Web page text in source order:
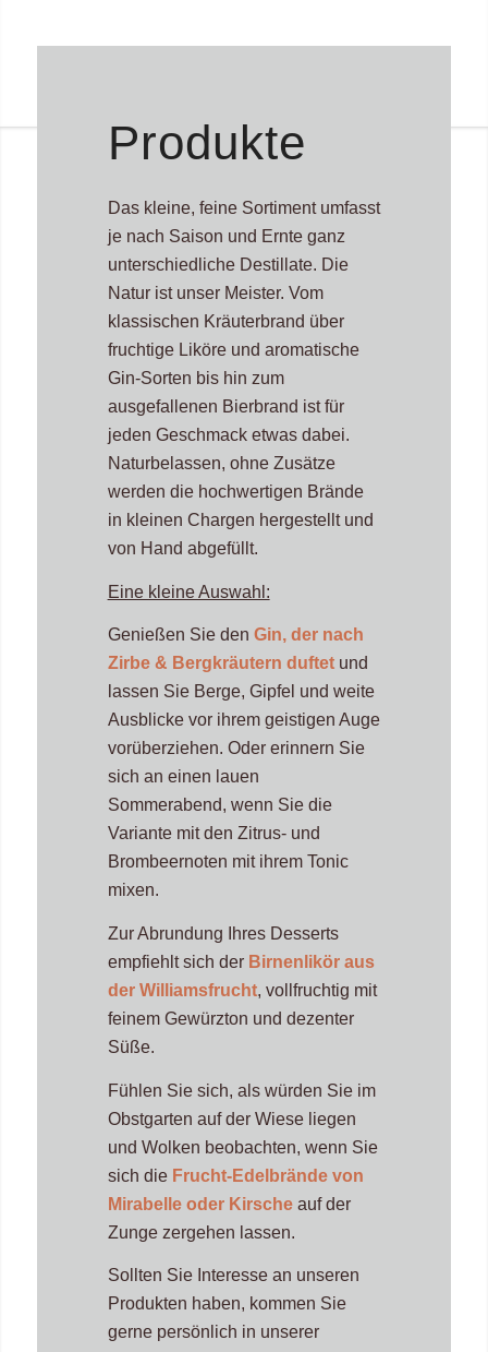
Produkte
Das kleine, feine Sortiment umfasst
je nach Saison und Ernte ganz
unterschiedliche Destillate. Die
Natur ist unser Meister. Vom
klassischen Kräuterbrand über
fruchtige Liköre und aromatische
Gin-Sorten bis hin zum
ausgefallenen Bierbrand ist für
jeden Geschmack etwas dabei.
Naturbelassen, ohne Zusätze
werden die hochwertigen Brände
in kleinen Chargen hergestellt und
von Hand abgefüllt.
Eine kleine Auswahl:
Genießen Sie den Gin, der nach
Zirbe & Bergkräutern duftetund
lassen Sie Berge, Gipfel und weite
Ausblicke vor ihrem geistigen Auge
vorüberziehen. Oder erinnern Sie
sich an einen lauen
Sommerabend, wenn Sie die
Variante mit den Zitrus- und
Brombeernoten mit ihrem Tonic
mixen.
Zur Abrundung Ihres Desserts
empfiehlt sich der Birnenlikör aus
der Williamsfrucht, vollfruchtig mit
feinem Gewürzton und dezenter
Süße.
Fühlen Sie sich, als würden Sie im
Obstgarten auf der Wiese liegen
und Wolken beobachten, wenn Sie
sich die Frucht-Edelbrände von
Mirabelle oder Kirscheauf der
Zunge zergehen lassen.
Sollten Sie Interesse an unseren
Produkten haben, kommen Sie
gerne persönlich in unserer